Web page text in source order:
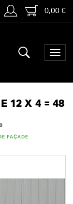
0,00 €
12 X 4 = 48
FAÇADE